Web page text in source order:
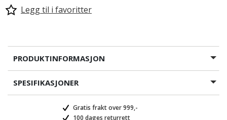
Legg til i favoritter
PRODUKTINFORMASJON
SPESIFIKASJONER
Gratis frakt over 999,-
100 dages returrett